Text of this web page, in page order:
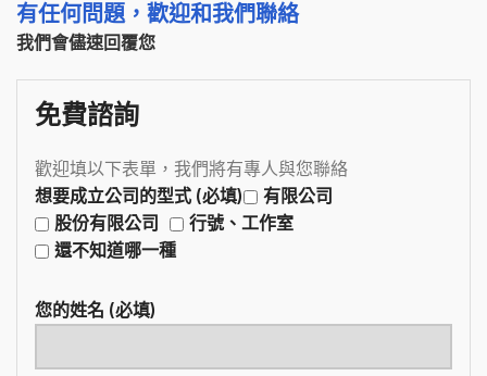
有任何問題，歡迎和我們聯絡
我們會儘速回覆您
免費諮詢
歡迎填以下表單，我們將有專人與您聯絡
想要成立公司的型式 (必填)
有限公司
股份有限公司
行號、工作室
還不知道哪一種
您的姓名 (必填)